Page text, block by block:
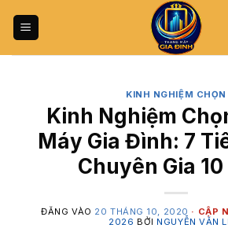
qua
KINH NGHIỆM CHỌN
Kinh Nghiệm
Máy Gia Đình: 7
Chuyên Gia 10
ĐĂNG VÀO 20 THÁNG 10, 2020
2026 BỞI NGUYỄN VĂN